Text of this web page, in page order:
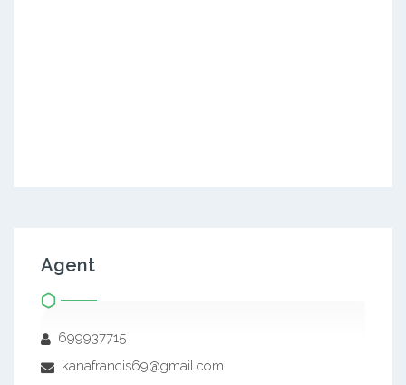
Agent
699937715
kanafrancis69@gmail.com